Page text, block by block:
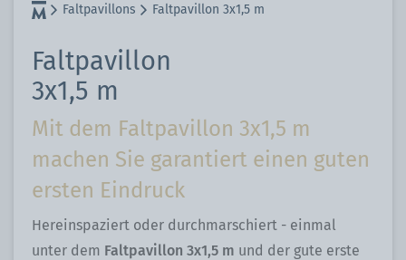
Faltpavillons Faltpavillon 3x1,5 m
Faltpavillon
3x1,5 m
Mit dem Faltpavillon 3x1,5 m
machen Sie garantiert einen guten
ersten Eindruck
Hereinspaziert oder durchmarschiert - einmal
unter dem Faltpavillon 3x1,5 m und der gute erste